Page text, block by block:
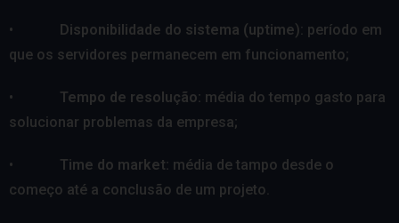
• Disponibilidade do sistema (uptime): período em
que os servidores permanecem em funcionamento;
• Tempo de resolução: média do tempo gasto para
solucionar problemas da empresa;
• Time do market: média de tampo desde o
começo até a conclusão de um projeto.